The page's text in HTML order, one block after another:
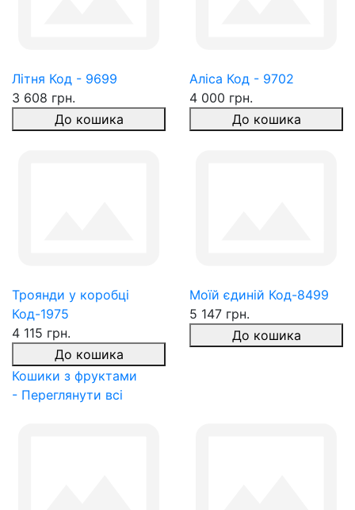
Літня Код - 9699
3 608 грн.
До кошика
Аліса Код - 9702
4 000 грн.
До кошика
Троянди у коробці
Код-1975
4 115 грн.
До кошика
Моїй єдиній Код-8499
5 147 грн.
До кошика
Кошики з фруктами
- Переглянути всі